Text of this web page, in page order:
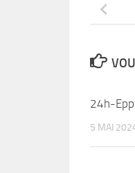
24h-
5 MAI